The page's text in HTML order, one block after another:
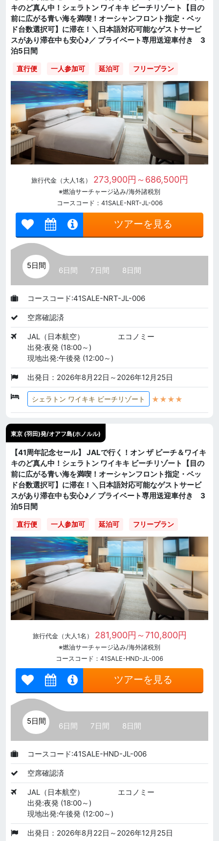
キのど真ん中！シェラトン ワイキキ ビーチリゾート【目の
前に広がる青い海を満喫！オーシャンフロント指定・ベッ
ド台数選択可】に滞在！＼日本語対応可能なゲストサービ
スがあり滞在中も安心♪／ プライベート専用送迎車付き 3
泊5日間
直行便 一人参加可 延泊可 フリープラン
旅行代金（大人1名） 273,900円～686,500円
※燃油サーチャージ込み/海外諸税別
コースコード：41SALE-NRT-JL-006
ツアーを見る
5日間
6日間 7日間 8日間
コースコード:41SALE-NRT-JL-006
空席確認済
JAL（日本航空）
エコノミー
出発:夜発 (18:00～)
現地出発:午後発 (12:00～)
出発日：2026年8月22日～2026年12月25日
シェラトン ワイキキ ビーチリゾート ★★★★
東京 (羽田)発/オアフ島(ホノルル)
【41周年記念セール】 JALで行く！オン ザ ビーチ＆ワイキ
キのど真ん中！シェラトン ワイキキ ビーチリゾート【目の
前に広がる青い海を満喫！オーシャンフロント指定・ベッ
ド台数選択可】に滞在！＼日本語対応可能なゲストサービ
スがあり滞在中も安心♪／ プライベート専用送迎車付き 3
泊5日間
直行便 一人参加可 延泊可 フリープラン
旅行代金（大人1名） 281,900円～710,800円
※燃油サーチャージ込み/海外諸税別
コースコード：41SALE-HND-JL-006
ツアーを見る
5日間
6日間 7日間 8日間
コースコード:41SALE-HND-JL-006
空席確認済
JAL（日本航空）
エコノミー
出発:夜発 (18:00～)
現地出発:午後発 (12:00～)
出発日：2026年8月22日～2026年12月25日